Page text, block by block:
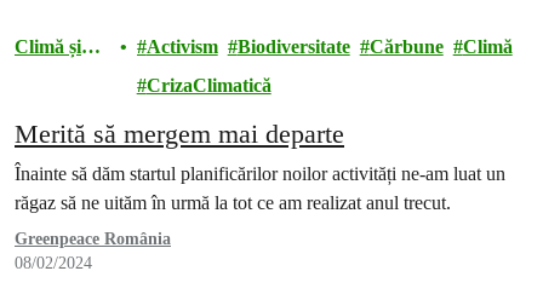
Climă și
Activism Biodiversitate Cărbune
Climă
CrizaClimatică
Merită să mergem mai departe
Înainte să dăm startul planificărilor noilor activități ne-am luat un
răgaz să ne uităm în urmă la tot ce am realizat anul trecut.
Greenpeace România
08/02/2024